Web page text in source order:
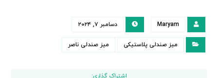
Maryam دسامبر ۷, ۲۰۲۴
میز صندلی پلاستیکی میز صندلی ناصر